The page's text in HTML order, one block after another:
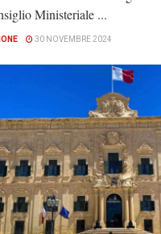
Ministeriale ...
30 NOVEMBRE 2024